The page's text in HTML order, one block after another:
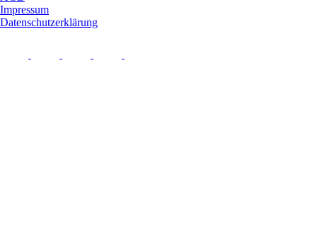
Impressum
Datenschutzerklärung